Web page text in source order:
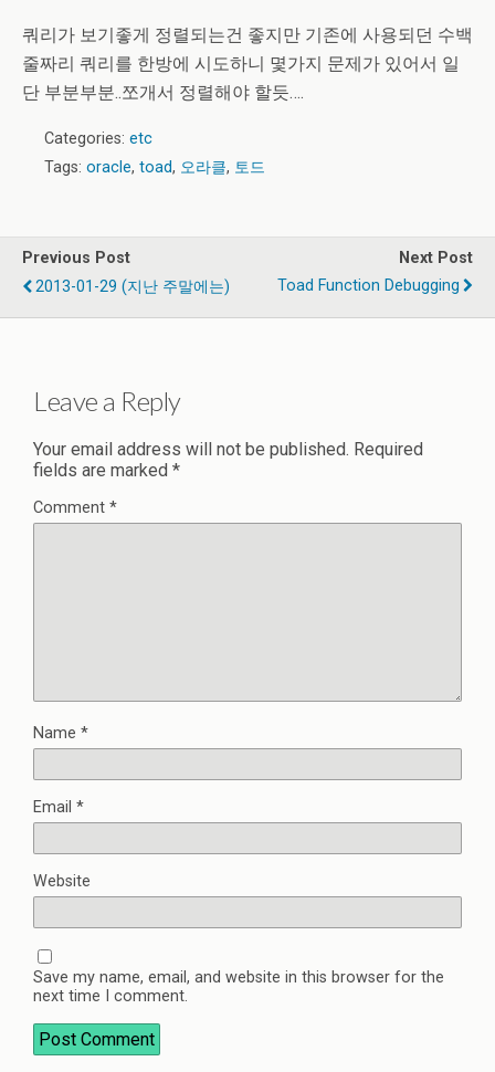
쿼리가 보기좋게 정렬되는건 좋지만 기존에 사용되던 수백
줄짜리 쿼리를 한방에 시도하니 몇가지 문제가 있어서 일
단 부분부분..쪼개서 정렬해야 할듯….
Categories: etc
Tags: oracle, toad, 오라클, 토드
Previous Post
2013-01-29 (지난 주말에는)
Next Post
Toad Function Debugging
Leave a Reply
Your email address will not be published. Required
fields are marked *
Comment *
Name *
Email *
Website
Save my name, email, and website in this browser for the
next time I comment.